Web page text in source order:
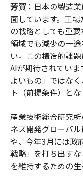
芳賀 ：日本の製造
面しています。工
の戦略としても重
領域でも減少の一
い。この構造的課
AIが期待されてい
よいもの」ではな
ト（前提条件）とな
産業技術総合研究
ネス開発グローバ
や、今年3月には政
戦略」を打ち出す
を維持するための生